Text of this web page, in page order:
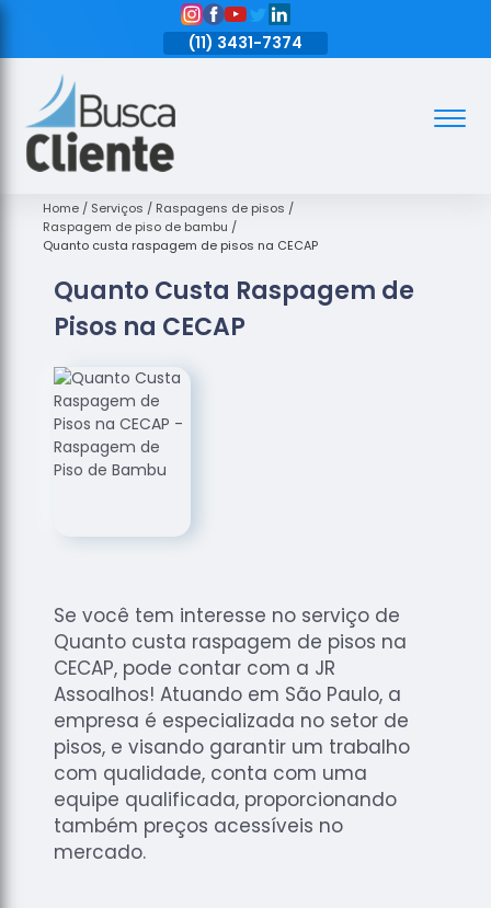
(11) 3431-7374
Assoalhos
de Madeira
Decks de
Empresas
de
de Madeira
Loja de
Assoalhos
Raspagem
Raspagem
de Tacos
de
Madeiras
Raspagens
de Pisos
Tacos de
Madeiras
Home Serviços
Raspagens de pisos
Raspagem de piso de bambu
Quanto custa raspagem de pisos na CECAP
Quanto Custa Raspagem de
Pisos na CECAP
Se você tem interesse no serviço de
Quanto custa raspagem de pisos na
CECAP, pode contar com a JR
Assoalhos! Atuando em São Paulo, a
empresa é especializada no setor de
pisos, e visando garantir um trabalho
com qualidade, conta com uma
equipe qualificada, proporcionando
também preços acessíveis no
mercado.